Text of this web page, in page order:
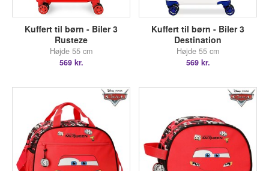
Kuffert til børn - Biler 3
Rusteze
Højde 55 cm
569 kr.
Kuffert til børn - Biler 3
Destination
Højde 55 cm
569 kr.